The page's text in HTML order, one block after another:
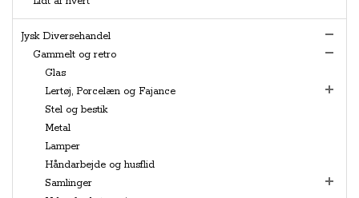
Jysk Diversehandel
Gammelt og retro
Glas
Lertøj, Porcelæn og Fajance
Stel og bestik
Metal
Lamper
Håndarbejde og husflid
Samlinger